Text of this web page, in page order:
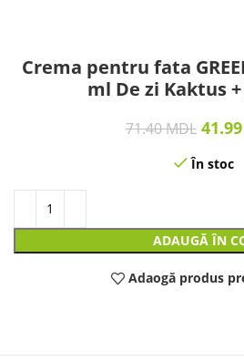
Crema pentru fata
ml De zi Kaktus
71.40MDL 41.99
În stoc
ADAUGĂ ÎN
Adaogă produs